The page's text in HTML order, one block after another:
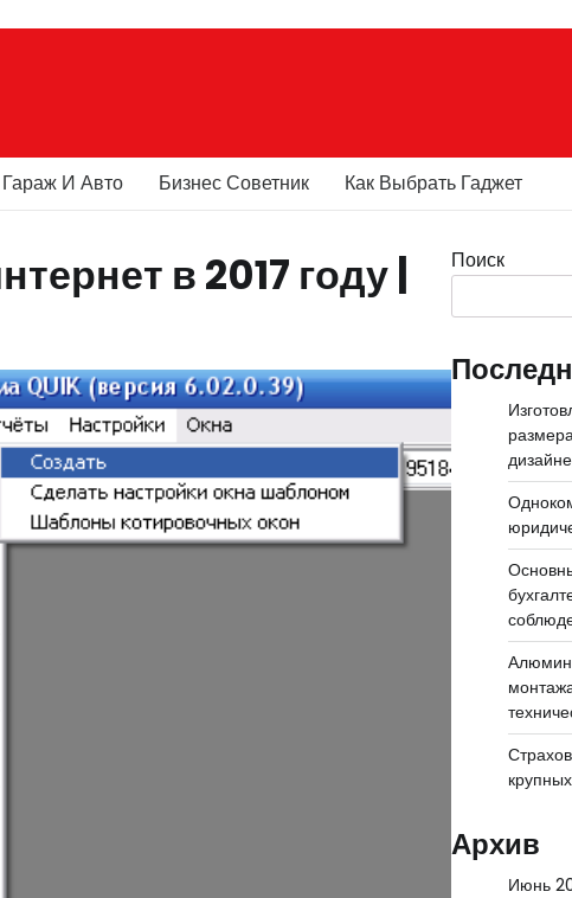
Гараж И Авто Бизнес Советник Как Выбрать Гаджет
в 2017 году | Поиск
Архив
Июнь